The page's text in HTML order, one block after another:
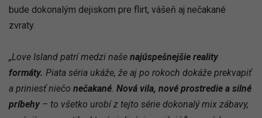
bude dokonalým dejiskom pre flirt, vášeň aj nečakané
zvraty.
„Love Island patrí medzi naše najúspešnejšie reality
formáty. Piata séria ukáže, že aj po rokoch dokáže prekvapiť
a priniesť niečo nečakané. Nová vila, nové prostredie a silné
príbehy – to všetko urobí z tejto série dokonalý mix zábavy,